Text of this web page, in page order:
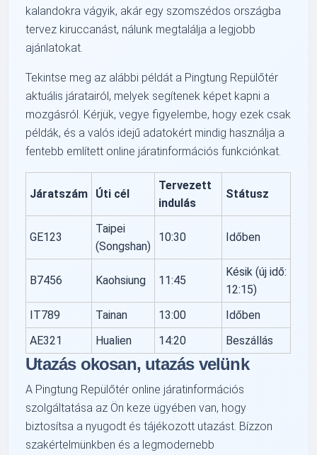
kalandokra vágyik, akár egy szomszédos országba
tervez kiruccanást, nálunk megtalálja a legjobb
ajánlatokat.
Tekintse meg az alábbi példát a Pingtung Repülőtér
aktuális járatairól, melyek segítenek képet kapni a
mozgásról. Kérjük, vegye figyelembe, hogy ezek csak
példák, és a valós idejű adatokért mindig használja a
fentebb említett online járatinformációs funkciónkat.
Járatszám Úti cél
Tervezett
indulás
Státusz
GE123
Taipei
(Songshan)
10:30 Időben
B7456 Kaohsiung 11:45
Késik (új idő:
12:15)
IT789
Tainan 13:00
Időben
AE321
Hualien 14:20 Beszállás
Utazás okosan, utazás velünk
A Pingtung Repülőtér online járatinformációs
szolgáltatása az Ön keze ügyében van, hogy
biztosítsa a nyugodt és tájékozott utazást. Bízzon
szakértelmünkben és a legmodernebb